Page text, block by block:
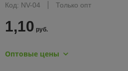
Код: NV-04
Только опт
1,10 руб.
Оптовые цены